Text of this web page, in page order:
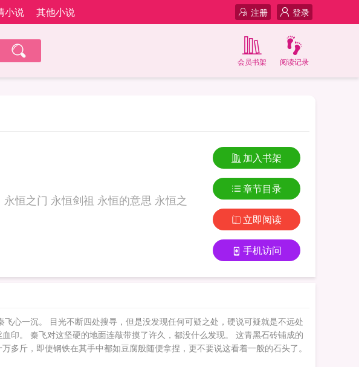
小说 其他小说 登录
注册
阅读记录
会员书架
加入书架
章节目录
立即阅读
手机访问
心一沉。 目光不断四处搜寻，但是没发现任何可疑之处，硬说可疑就是不远处
印。 秦飞对这坚硬的地面连敲带摸了许久，都没什么发现。 这青黑石砖铺成的
斤，即使钢铁在其手中都如豆腐般随便拿捏，更不要说这看着一般的石头了。